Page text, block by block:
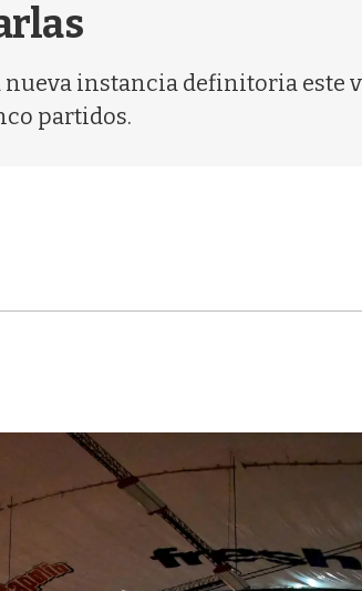
instancia definitoria este
partidos.